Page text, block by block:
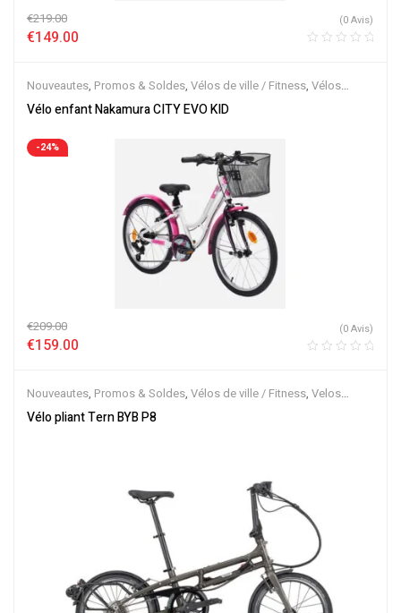
€219.00
€149.00
(0 Avis)
Nouveautes, Promos & Soldes, Vélos de ville / Fitness, Vélos
enfant / Draisiennes,Velos Musculaires
Vélo enfant Nakamura CITY EVO KID
-24%
€209.00
€159.00
(0 Avis)
Nouveautes, Promos & Soldes, Vélos de ville / Fitness, Velos
Musculaires,Vélos pliants
Vélo pliant Tern BYB P8